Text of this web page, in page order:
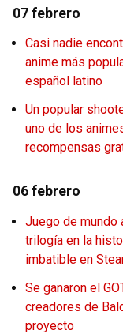
07 febrero
Casi nadie
anime más
español latino
Un popular
uno de los
recompensas
06 febrero
Juego de mundo
trilogía en la
imbatible en
Se ganaron el
creadores de
proyecto